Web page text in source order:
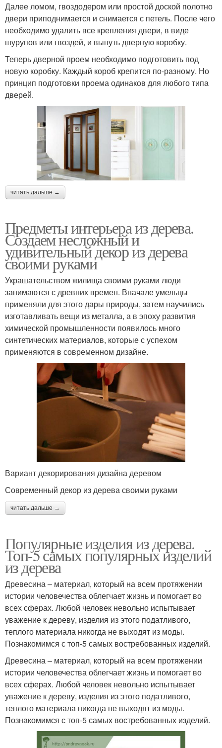
Далее ломом, гвоздодером или простой доской полотно
двери приподнимается и снимается с петель. После чего
необходимо удалить все крепления двери, в виде
шурупов или гвоздей, и вынуть дверную коробку.
Теперь дверной проем необходимо подготовить под
новую коробку. Каждый короб крепится по-разному. Но
принцип подготовки проема одинаков для любого типа
дверей.
читать дальше →
Предметы интерьера из дерева.
Создаем несложный и
удивительный декор из дерева
своими руками
Украшательством жилища своими руками люди
занимаются с древних времен. Вначале умельцы
применяли для этого дары природы, затем научились
изготавливать вещи из металла, а в эпоху развития
химической промышленности появилось много
синтетических материалов, которые с успехом
применяются в современном дизайне.
Вариант декорирования дизайна деревом
Современный декор из дерева своими руками
читать дальше →
Популярные изделия из дерева.
Топ-5 самых популярных изделий
из дерева
Древесина – материал, который на всем протяжении
истории человечества облегчает жизнь и помогает во
всех сферах. Любой человек невольно испытывает
уважение к дереву, изделия из этого податливого,
теплого материала никогда не выходят из моды.
Познакомимся с топ-5 самых востребованных изделий.
Древесина – материал, который на всем протяжении
истории человечества облегчает жизнь и помогает во
всех сферах. Любой человек невольно испытывает
уважение к дереву, изделия из этого податливого,
теплого материала никогда не выходят из моды.
Познакомимся с топ-5 самых востребованных изделий.